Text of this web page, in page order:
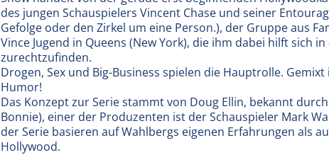
des jungen Schauspielers Vincent Chase und seiner
Gefolge oder den Zirkel um eine Person.), der Gruppe aus
Vince Jugend in Queens (New York), die ihm dabei hilft sich
zurechtzufinden.
Drogen, Sex und Big-Business spielen die Hauptrolle.
Humor!
Das Konzept zur Serie stammt von Doug Ellin, bekannt
Bonnie), einer der Produzenten ist der Schauspieler Mark
der Serie basieren auf Wahlbergs eigenen Erfahrungen als
Hollywood.